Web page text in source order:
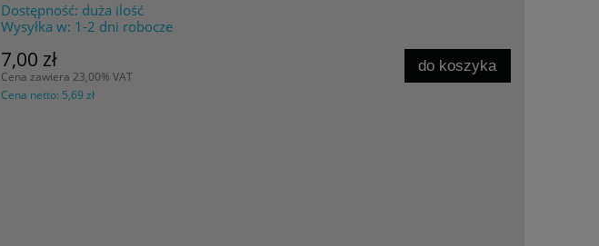
Dostępność: duża ilość
Wysyłka w: 1-2 dni robocze
7,00 zł
Cena zawiera 23,00% VAT
Cena netto: 5,69 zł
do koszyka